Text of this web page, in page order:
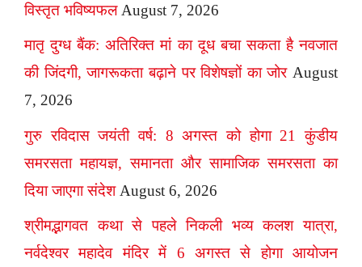
विस्तृत भविष्यफल August 7, 2026
मातृ दुग्ध बैंक: अतिरिक्त मां का दूध बचा सकता है नवजात
की जिंदगी, जागरूकता बढ़ाने पर विशेषज्ञों का जोर August
7, 2026
गुरु रविदास जयंती वर्ष: 8 अगस्त को होगा 21 कुंडीय
समरसता महायज्ञ, समानता और सामाजिक समरसता का
दिया जाएगा संदेश August 6, 2026
श्रीमद्भागवत कथा से पहले निकली भव्य कलश यात्रा,
नर्वदेश्वर महादेव मंदिर में 6 अगस्त से होगा आयोजन